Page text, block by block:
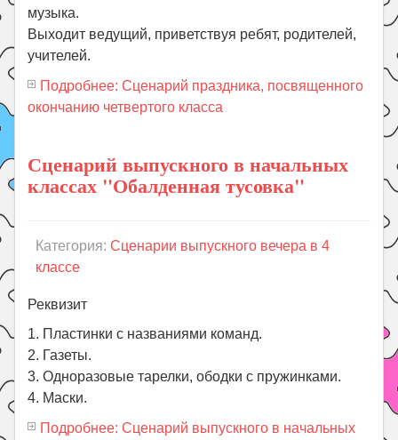
музыка.
Выходит ведущий, приветствуя ребят, родителей,
учителей.
Подробнее: Сценарий праздника, посвященного
окончанию четвертого класса
Сценарий выпускного в начальных
классах "Обалденная тусовка"
Категория:Сценарии выпускного вечера в 4
классе
Реквизит
1. Пластинки с названиями команд.
2. Газеты.
3. Одноразовые тарелки, ободки с пружинками.
4. Маски.
Подробнее: Сценарий выпускного в начальных